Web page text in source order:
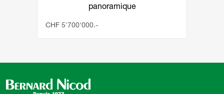
panoramique
CHF 5'700'000.-